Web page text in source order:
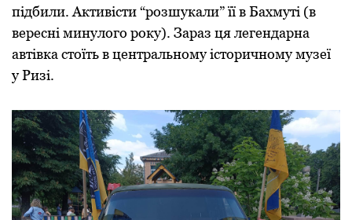
підбили. Активісти “розшукали” її в Бахмуті (в
вересні минулого року). Зараз ця легендарна
автівка стоїть в центральному історичному музеї
у Ризі.